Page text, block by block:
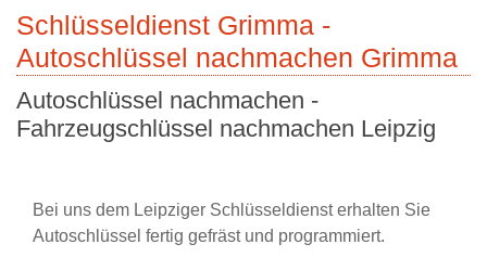
Schlüsseldienst Grimma -
Autoschlüssel nachmachen Grimma
Autoschlüssel nachmachen -
Fahrzeugschlüssel nachmachen Leipzig
Bei uns dem Leipziger Schlüsseldienst erhalten Sie
Autoschlüssel fertig gefräst und programmiert.